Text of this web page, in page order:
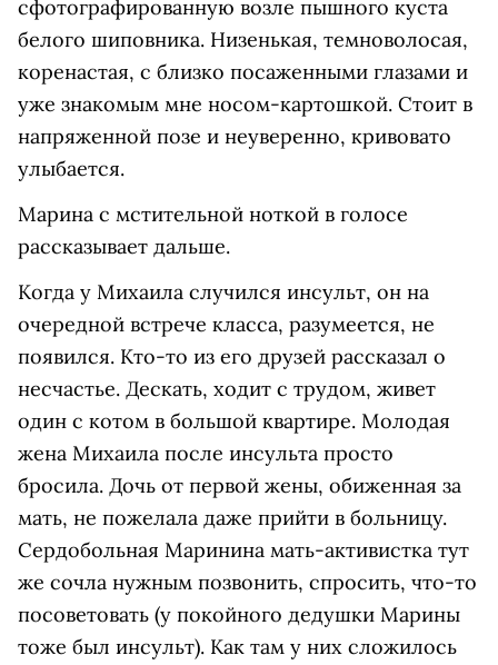
сфотографированную возле пышного куста
белого шиповника. Низенькая, темноволосая,
коренастая, с близко посаженными глазами и
уже знакомым мне носом-картошкой. Стоит в
напряженной позе и неуверенно, кривовато
улыбается.
Марина с мстительной ноткой в голосе
рассказывает дальше.
Когда у Михаила случился инсульт, он на
очередной встрече класса, разумеется, не
появился. Кто-то из его друзей рассказал о
несчастье. Дескать, ходит с трудом, живет
один с котом в большой квартире. Молодая
жена Михаила после инсульта просто
бросила. Дочь от первой жены, обиженная за
мать, не пожелала даже прийти в больницу.
Сердобольная Маринина мать-активистка тут
же сочла нужным позвонить, спросить, что-то
посоветовать (у покойного дедушки Марины
тоже был инсульт). Как там у них сложилось